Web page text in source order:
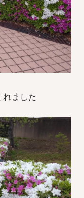
れました